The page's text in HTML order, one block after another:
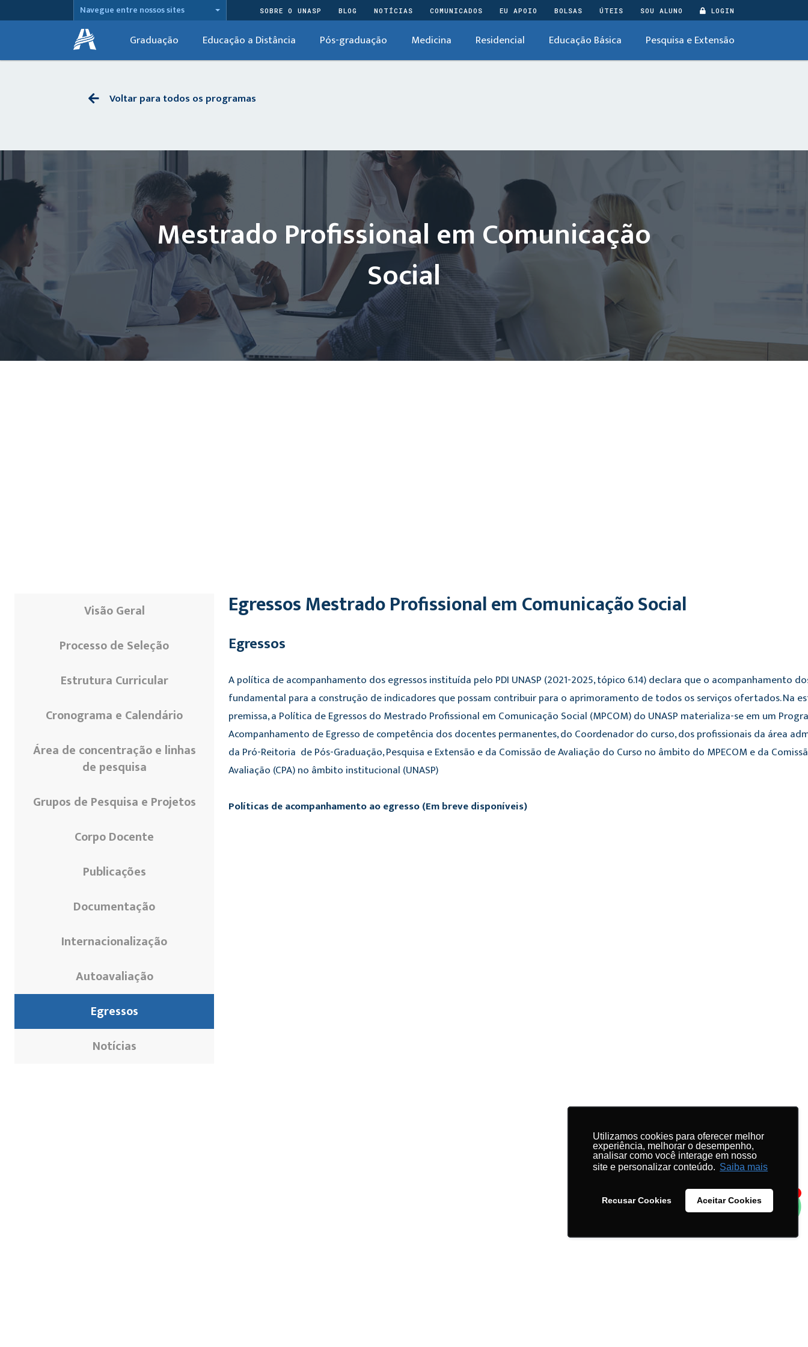
Utilizamos cookies para oferecer melhor
experiência, melhorar o desempenho,
analisar como você interage em nosso
site e personalizar conteúdo. Saiba mais
Recusar Cookies Aceitar Cookies
Utilizamos cookies para oferecer melhor
experiência, melhorar o desempenho,
analisar como você interage em nosso
site e personalizar conteúdo. Saiba mais
Recusar Cookies Aceitar Cookies
Navegue entre nossos sites SOBRE O UNASP BLOG NOTÍCIAS COMUNICADOS EU APOIO BOLSAS ÚTEIS SOU ALUNO LOGIN
Graduação Educação a Distância Pós-graduação Medicina Residencial Educação Básica Pesquisa e Extensão
Voltar para todos os programas
Mestrado Profissional em Comunicação
Social
Visão Geral
Processo de Seleção
Estrutura Curricular
Cronograma e Calendário
Área de concentração e linhas
de pesquisa
Grupos de Pesquisa e Projetos
Corpo Docente
Publicações
Documentação
Internacionalização
Autoavaliação
Egressos
Notícias
Egressos MestradoProfissionalem Comunicação Social
Egressos
A política de acompanhamento dos egressos instituída pelo PDI UNASP (2021-2025, tópico 6.14) declara que o acompanhamento
fundamental para a construção de indicadores que possam contribuir para o aprimoramento de todos os serviços ofertados. Na
premissa, a Política de Egressos do Mestrado Profissional em Comunicação Social (MPCOM) do UNASP materializa-se em um
Acompanhamento de Egresso de competência dos docentes permanentes, do Coordenador do curso, dos profissionais da área
da Pró-Reitoria de Pós-Graduação, Pesquisa e Extensão e da Comissão de Avaliação do Curso no âmbito do MPECOM e da
Avaliação (CPA) no âmbito institucional (UNASP)
Políticas de acompanhamento ao egresso (Em breve disponíveis)